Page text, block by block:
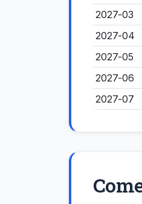
2027-03
2027-04
2027-05
2027-06
2027-07